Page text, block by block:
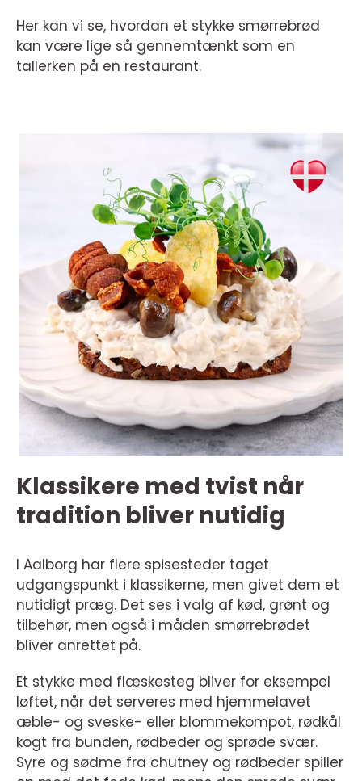
Her kan vi se, hvordan et stykke smørrebrød
kan være lige så gennemtænkt som en
tallerken på en restaurant.
Klassikere med tvist når
tradition bliver nutidig
I Aalborg har flere spisesteder taget
udgangspunkt i klassikerne, men givet dem et
nutidigt præg. Det ses i valg af kød, grønt og
tilbehør, men også i måden smørrebrødet
bliver anrettet på.
Et stykke med flæskesteg bliver for eksempel
løftet, når det serveres med hjemmelavet
æble- og sveske- eller blommekompot, rødkål
kogt fra bunden, rødbeder og sprøde svær.
Syre og sødme fra chutney og rødbeder spiller